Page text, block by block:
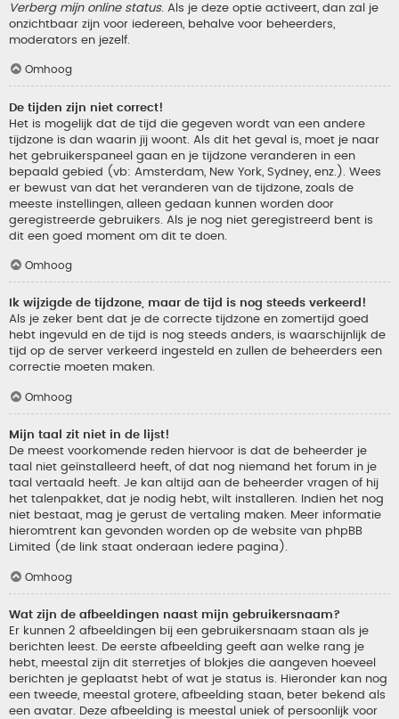
Verberg mijn online status. Als je deze optie activeert, dan zal je
onzichtbaar zijn voor iedereen, behalve voor beheerders,
moderators en jezelf.
Omhoog
De tijden zijn niet correct!
Het is mogelijk dat de tijd die gegeven wordt van een andere
tijdzone is dan waarin jij woont. Als dit het geval is, moet je naar
het gebruikerspaneel gaan en je tijdzone veranderen in een
bepaald gebied (vb: Amsterdam, New York, Sydney, enz.). Wees
er bewust van dat het veranderen van de tijdzone, zoals de
meeste instellingen, alleen gedaan kunnen worden door
geregistreerde gebruikers. Als je nog niet geregistreerd bent is
dit een goed moment om dit te doen.
Omhoog
Ik wijzigde de tijdzone, maar de tijd is nog steeds verkeerd!
Als je zeker bent dat je de correcte tijdzone en zomertijd goed
hebt ingevuld en de tijd is nog steeds anders, is waarschijnlijk de
tijd op de server verkeerd ingesteld en zullen de beheerders een
correctie moeten maken.
Omhoog
Mijn taal zit niet in de lijst!
De meest voorkomende reden hiervoor is dat de beheerder je
taal niet geïnstalleerd heeft, of dat nog niemand het forum in je
taal vertaald heeft. Je kan altijd aan de beheerder vragen of hij
het talenpakket, dat je nodig hebt, wilt installeren. Indien het nog
niet bestaat, mag je gerust de vertaling maken. Meer informatie
hieromtrent kan gevonden worden op de website van phpBB
Limited (de link staat onderaan iedere pagina).
Omhoog
Wat zijn de afbeeldingen naast mijn gebruikersnaam?
Er kunnen 2 afbeeldingen bij een gebruikersnaam staan als je
berichten leest. De eerste afbeelding geeft aan welke rang je
hebt, meestal zijn dit sterretjes of blokjes die aangeven hoeveel
berichten je geplaatst hebt of wat je status is. Hieronder kan nog
een tweede, meestal grotere, afbeelding staan, beter bekend als
een avatar. Deze afbeelding is meestal uniek of persoonlijk voor